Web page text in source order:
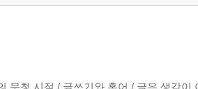
문청 시절 / 글쓰기와 홍어 / 글은 생각